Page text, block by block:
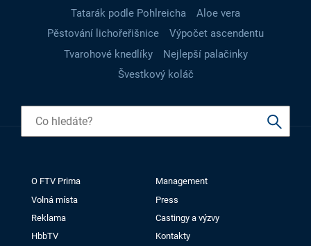
Tatarák podle Pohlreicha
Aloe vera
Pěstování lichořeřišnice
Výpočet ascendentu
Tvarohové knedlíky
Nejlepší palačinky
Švestkový koláč
O FTV Prima
Management
Volná místa
Press
Reklama
Castingy a výzvy
HbbTV
Kontakty